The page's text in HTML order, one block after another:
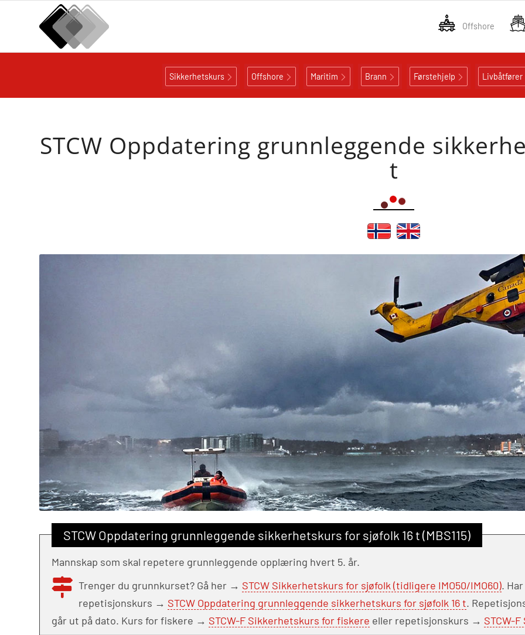
Offshore
Sikkerhetskurs Offshore Maritim Brann Førstehjelp Livbåtfører
STCW Oppdatering grunnleggende
t
STCW Oppdatering grunnleggende sikkerhetskurs for sjøfolk 16 t (MBS115)
Mannskap som skal repetere grunnleggende opplæring hvert 5. år.
Trenger du grunnkurset? Gå her → STCW Sikkerhetskurs for sjøfolk (tidligere IMO50/IMO60).
repetisjonskurs → STCW Oppdatering grunnleggende sikkerhetskurs for sjøfolk 16 t.
går ut på dato. Kurs for fiskere → STCW-F Sikkerhetskurs for fiskere eller repetisjonskurs → STCW-